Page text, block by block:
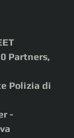
Partners,
Polizia di